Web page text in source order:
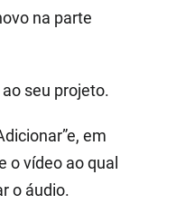
na parte
seu projeto.
em
o vídeo ao qual
o áudio.